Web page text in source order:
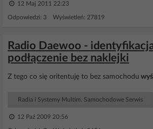
12 Maj 2011 22:23
Odpowiedzi: 3 Wyświetleń: 27819
Radio Daewoo -
podłączenie bez naklejki
Z tego co się oritentuję to bez samochodu
Radia i Systemy Multim. Samochodowe Serwis
12 Paź 2009 20:56